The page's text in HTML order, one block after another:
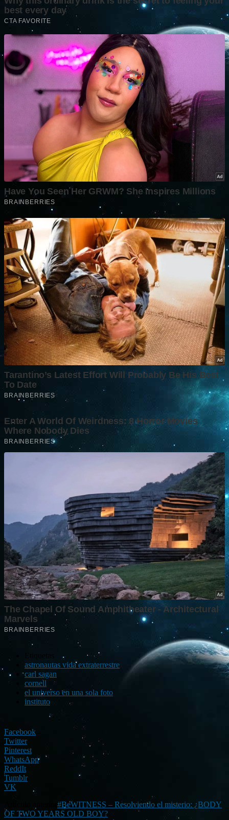
astronautas vida extraterrestre
carl sagan
cornell
el universo en una sola foto
instituto
Facebook
Twitter
Pinterest
WhatsApp
ReddIt
Tumblr
VK
#BeWITNESS – Resolviendo el misterio: ¿BODY
OF TWO YEARS OLD BOY?